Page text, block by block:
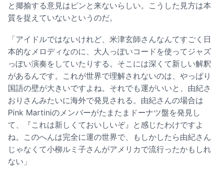
と揶揄する意見はピンと来ないらしい。こうした見方は本
質を捉えていないというのだ。
「アイドルではないけれど、米津玄師さんなんてすごく日
本的なメロディなのに、大人っぽいコードを使ってジャズ
っぽい演奏をしていたりする。そこには深くて新しい解釈
があるんです。これが世界で理解されないのは、やっぱり
国語の壁が大きいですよね。それでも運がいいと、由紀さ
おりさんみたいに海外で発見される。由紀さんの場合は
Pink Martiniのメンバーがたまたまドーナツ盤を発見し
て、『これは新しくておいしいぞ』と感じたわけですよ
ね。このへんは完全に運の世界で、もしかしたら由紀さん
じゃなくて小柳ルミ子さんがアメリカで流行ったかもしれ
ない」